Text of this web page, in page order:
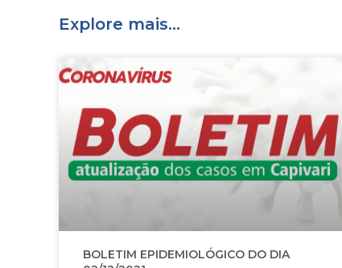
Explore mais...
BOLETIM EPIDEMIOLÓGICO DO DIA